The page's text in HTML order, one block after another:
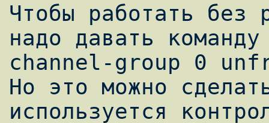
Чтобы работать без
надо давать команду
channel-group 0
Hо это можно
используется